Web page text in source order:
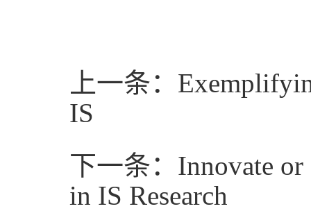
上一条：
IS
下一条：Innovate
in IS Research